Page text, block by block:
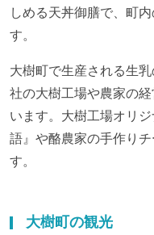
しめる天丼御膳で、町
す。
大樹町で生産される生
社の大樹工場や農家の
います。大樹工場オリ
語』や酪農家の手作り
す。
大樹町の観光